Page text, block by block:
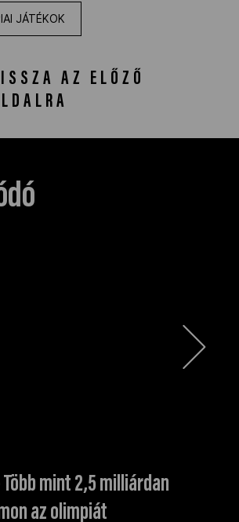
JÁTÉKOK
AZ ELŐZŐ
Több mint 2,5 milliárdan
az olimpiát